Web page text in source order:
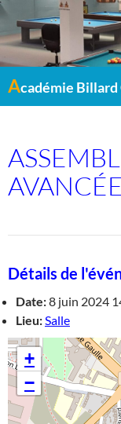
Académie Billard
Détails de
Date:8 juin 2024
Lieu:Salle
+
−